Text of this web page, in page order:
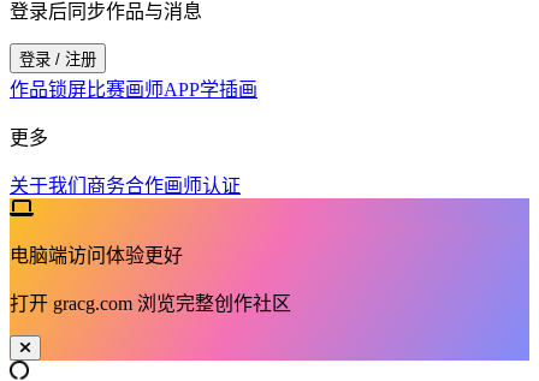
登录后同步作品与消息
登录 / 注册
作品锁屏比赛画师APP学插画
更多
关于我们 商务合作画师认证
电脑端访问体验更好
打开 gracg.com 浏览完整创作社区